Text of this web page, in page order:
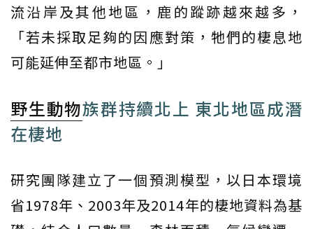
流沿岸及其他地區，鹿的蹤跡越來越多，
「若未採取足夠的因應對策，牠們的棲息地
可能延伸至都市地區。」
野生動物族群持續北上 東北地區成潛
在棲地
研究團隊建立了一個預測模型，以日本環境
省1978年、2003年及2014年的棲地資料為基